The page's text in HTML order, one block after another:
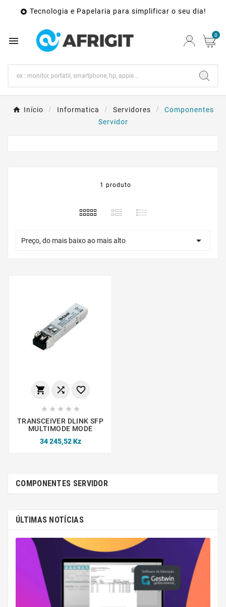
 Tecnologia e Papelaria para simplificar o seu dia!
 0
Início Informatica Servidores
Componentes
Servidor
1 produto
Preço, do mais baixo ao mais alto 
  
    
TRANSCEIVER DLINK SFP
MULTIMODE MODE
34 245,52 Kz
COMPONENTES SERVIDOR
ÚLTIMAS NOTÍCIAS